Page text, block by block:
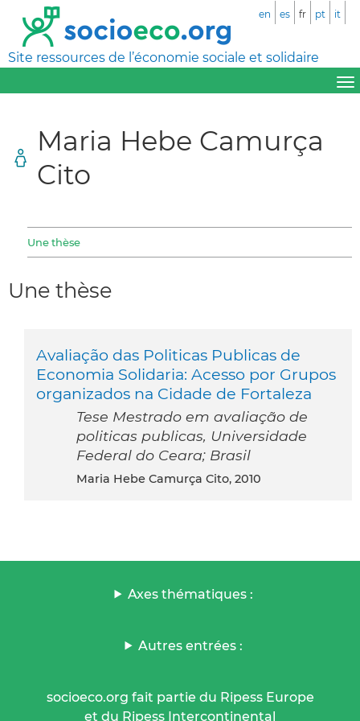
Site ressources de l’économie sociale et solidaire
en es fr pt it
Maria Hebe Camurça
Cito
Une thèse
Une thèse
Avaliação das Politicas Publicas de
Economia Solidaria: Acesso por Grupos
organizados na Cidade de Fortaleza
Tese Mestrado em avaliação de
politicas publicas, Universidade
Federal do Ceara; Brasil
Maria Hebe Camurça Cito, 2010
Axes thématiques :
Autres entrées :
socioeco.org fait partie du Ripess Europe
et du Ripess Intercontinental